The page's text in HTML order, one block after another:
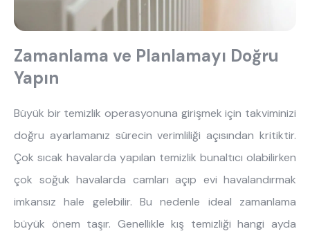
Zamanlama ve Planlamayı Doğru
Yapın
Büyük bir temizlik operasyonuna girişmek için takviminizi
doğru ayarlamanız sürecin verimliliği açısından kritiktir.
Çok sıcak havalarda yapılan temizlik bunaltıcı olabilirken
çok soğuk havalarda camları açıp evi havalandırmak
imkansız hale gelebilir. Bu nedenle ideal zamanlama
büyük önem taşır. Genellikle kış temizliği hangi ayda